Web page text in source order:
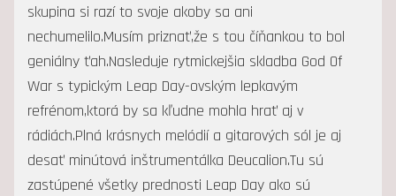
skupina si razí to svoje akoby sa ani
nechumelilo.Musím priznať,že s tou číňankou to bol
geniálny ťah.Nasleduje rytmickejšia skladba God Of
War s typickým Leap Day-ovským lepkavým
refrénom,ktorá by sa kľudne mohla hrať aj v
rádiách.Plná krásnych melódií a gitarových sól je aj
desať minútová inštrumentálka Deucalion.Tu sú
zastúpené všetky prednosti Leap Day ako sú